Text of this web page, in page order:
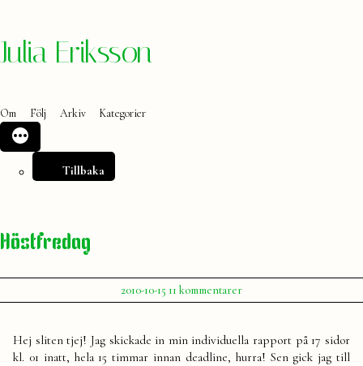
Hoppa
Julia Eriksson
Om Följ Arkiv Kategorier
Tillbaka
Höstfredag
Publicerat
av
Julia
2010-10-15 11 kommentarertill
Höstfredag
Hej sliten tjej! Jag skickade in min individuella rapport på 17 sidor
kl. 01 inatt, hela 15 timmar innan deadline, hurra! Sen gick jag till